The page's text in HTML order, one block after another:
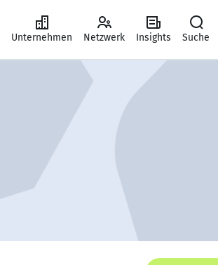
Unternehmen Netzwerk Insights Suche